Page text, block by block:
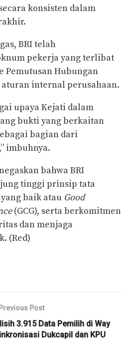
konsisten dalam
BRI telah
pekerja yang terlibat
Pemutusan Hubungan
aturan internal perusahaan.
upaya Kejati dalam
bukti yang berkaitan
bagian dari
imbuhnya.
bahwa BRI
tinggi prinsip tata
baik atau Good
(GCG), serta berkomitmen
dan menjaga
(Red)
Post
3.915 Data Pemilih di Way
Dukcapil dan KPU